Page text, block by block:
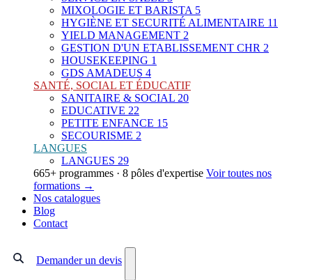
MIXOLOGIE ET BARISTA 5
HYGIÈNE ET SECURITÉ ALIMENTAIRE 11
YIELD MANAGEMENT 2
GESTION D'UN ETABLISSEMENT CHR 2
HOUSEKEEPING 1
GDS AMADEUS 4
SANTÉ, SOCIAL ET ÉDUCATIF
SANITAIRE & SOCIAL 20
EDUCATIVE 22
PETITE ENFANCE 15
SECOURISME 2
LANGUES
LANGUES 29
665+ programmes · 8 pôles d'expertise Voir toutes nos
formations →
Nos catalogues
Blog
Contact
Demander un devis